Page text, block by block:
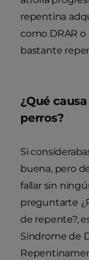
repentina
como DRAR o
bastante
¿Qué
perros?
Si
buena, pero
fallar sin
preguntarte
de repente?,
Síndrome de